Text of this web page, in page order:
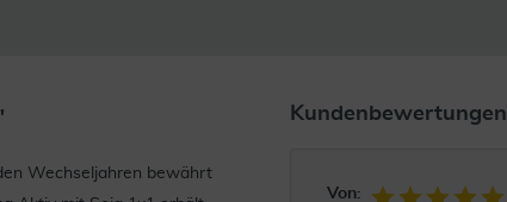
Wechseljahren bewährt
Kundenbewertungen
Von: